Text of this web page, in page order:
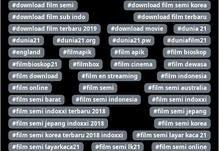
#download film semi
#download film semi korea
#download film sub indo
#download film terbaru
#download film terbaru 2019
#download movie
#dunia 21
#dunia21
#dunia21.org #dunia21.pw
#duniafilm21
#england
#filmapik #film apik
#film bioskop
#filmbioskop21
#filmbox #film cinema
#film dewasa
#film download
#film en streaming
#film indonesia
#film online
#film semi
#film semi australia
#film semi barat
#film semi indonesia
#film semi indoxxi
#film semi indoxxi terbaru 2018
#film semi jepang
#film semi jepang indoxxi 2018
#film semi korea
#film semi korea terbaru 2018 indoxxi
#film semi layar kaca 21
#film semi layarkaca21
#film semi lk21
#film semi online